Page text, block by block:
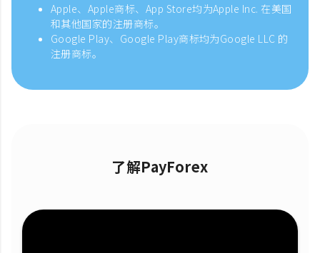
Apple、Apple商标、App Store均为Apple Inc. 在美国
和其他国家的注册商标。
Google Play、Google Play商标均为Google LLC 的
注册商标。
了解PayForex